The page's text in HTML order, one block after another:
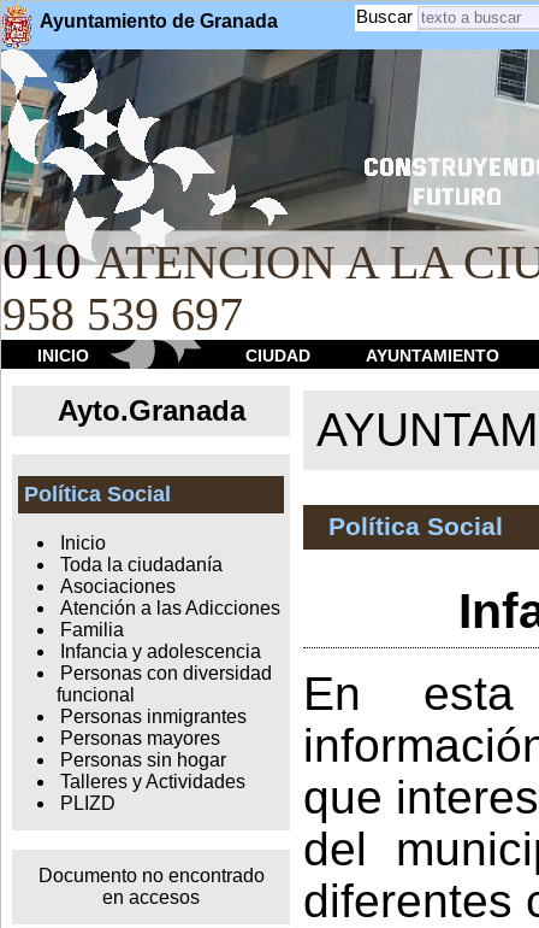
Ayuntamiento de Granada Buscar
010 ATENCION A LA
958 539 697
INICIO CIUDAD AYUNTAMIENTO
Ayto.Granada
Política Social
Inicio
Toda la ciudadanía
Asociaciones
Atención a las Adicciones
Familia
Infancia y adolescencia
Personas con diversidad
funcional
Personas inmigrantes
Personas mayores
Personas sin hogar
Talleres y Actividades
PLIZD
Documento no encontrado
en accesos
Política Social
En
que
del
diferentes